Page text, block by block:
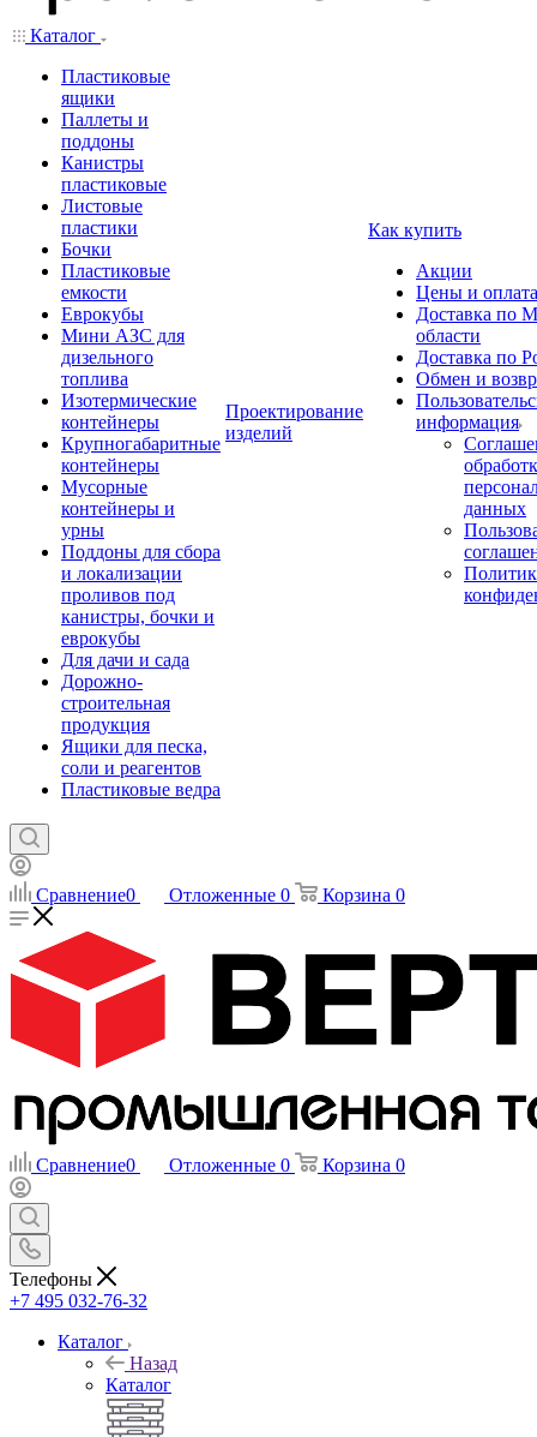
Каталог
Пластиковые
ящики
Паллеты и
поддоны
Канистры
пластиковые
Листовые
пластики
Бочки
Пластиковые
емкости
Еврокубы
Мини АЗС для
дизельного
топлива
Изотермические
контейнеры
Крупногабаритные
контейнеры
Мусорные
контейнеры и
урны
Поддоны для сбора
и локализации
проливов под
канистры, бочки и
еврокубы
Для дачи и сада
Дорожно-
строительная
продукция
Ящики для песка,
соли и реагентов
Пластиковые ведра
Проектирование
изделий
Как купить
Акции
Цены и оплата
Доставка по
области
Доставка по
Обмен и
информация
данных
Сравнение0 Отложенные 0 Корзина 0
Сравнение0 Отложенные 0 Корзина 0
Телефоны
+7 495 032-76-32
Каталог
Назад
Каталог